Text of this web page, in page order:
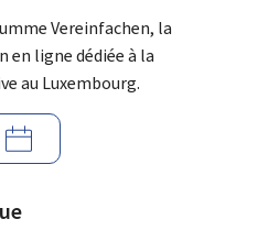
Vereinfachen, la
ligne dédiée à la
au Luxembourg.